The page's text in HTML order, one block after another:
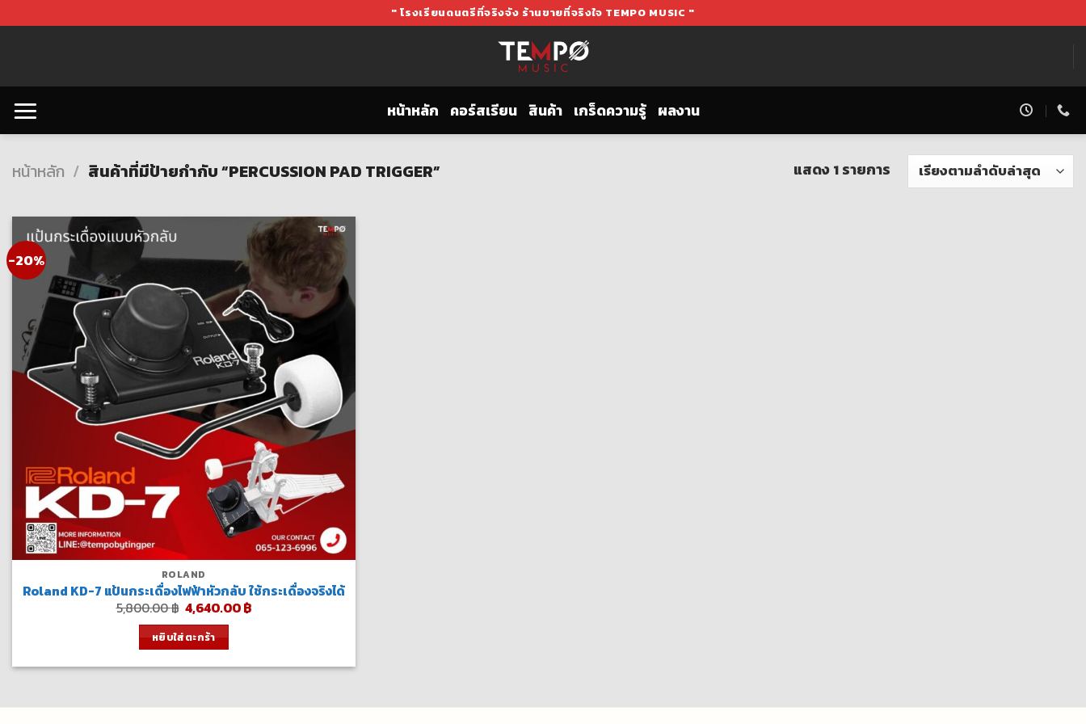
to
" โรงเรียนดนตรีที่จริงจัง ร้านขายที่จริงใจ TEMPO MUSIC "
หน้าหลัก คอร์สเรียน สินค้า เกร็ดความรู้ ผลงาน
หน้าหลัก / สินค้าที่มีป้ายกำกับ “PERCUSSION PAD TRIGGER” แสดง 1 รายการ
-20%
ROLAND
Roland KD-7 แป้นกระเดื่องไฟฟ้าหัวกลับ ใช้กระเดื่องจริงได้
5,800.00฿ Original
price
was:
5,800.00 ฿.
4,640.00฿Current
หยิบใส่ตะกร้า